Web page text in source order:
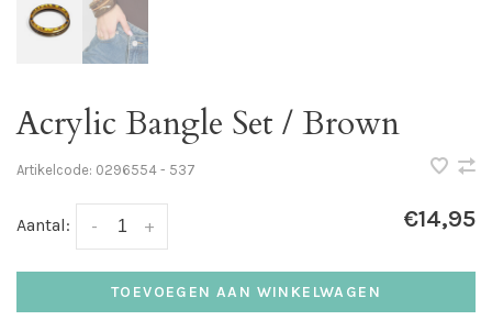
Acrylic Bangle Set / Brown
Artikelcode: 0296554 - 537
Aantal: +
- €14,95
TOEVOEGEN AAN WINKELWAGEN